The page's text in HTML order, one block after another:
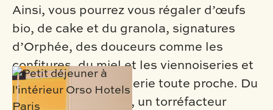
Ainsi, vous pourrez vous régaler d’œufs
bio, de cake et du granola, signatures
d’Orphée, des douceurs comme les
confitures, du miel et les viennoiseries et
pains d’une boulangerie toute proche. Du
bon café signé Lomi, un torréfacteur